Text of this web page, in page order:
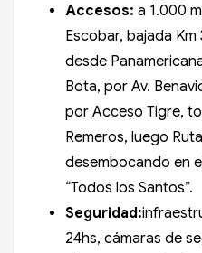
Accesos: a 1.000
Escobar, bajada
desde
Bota, por Av.
por Acceso Tigre,
Remeros, luego
desembocando en
“Todos los Santos”.
Seguridad:
24hs, cámaras de